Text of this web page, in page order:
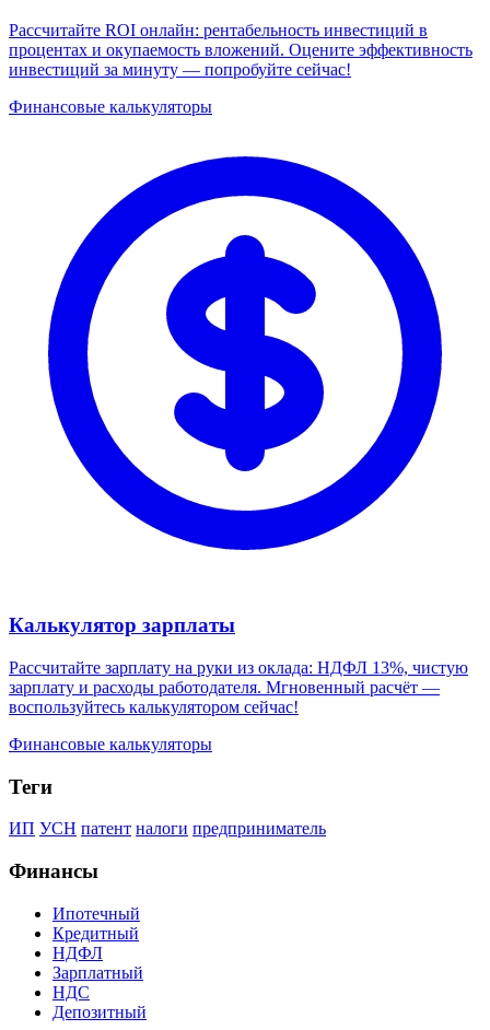
Рассчитайте ROI онлайн: рентабельность инвестиций в
процентах и окупаемость вложений. Оцените эффективность
инвестиций за минуту — попробуйте сейчас!
Финансовые калькуляторы
Калькулятор зарплаты
Рассчитайте зарплату на руки из оклада: НДФЛ 13%, чистую
зарплату и расходы работодателя. Мгновенный расчёт —
воспользуйтесь калькулятором сейчас!
Финансовые калькуляторы
Теги
ИП УСН патент налоги предприниматель
Финансы
Ипотечный
Кредитный
НДФЛ
Зарплатный
НДС
Депозитный